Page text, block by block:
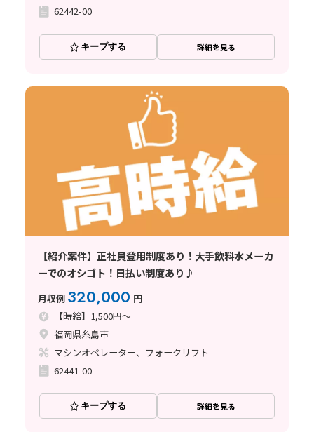
62442-00
キープする 詳細を見る
【紹介案件】正社員登用制度あり！大手飲料水メーカ
ーでのオシゴト！日払い制度あり♪
月収例 320,000 円
【時給】1,500円～
福岡県糸島市
マシンオペレーター、フォークリフト
62441-00
キープする 詳細を見る